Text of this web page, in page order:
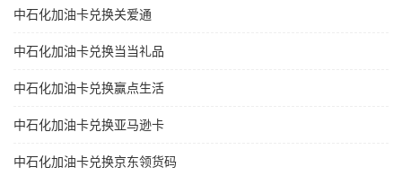
中石化加油卡兑换关爱通
中石化加油卡兑换当当礼品
中石化加油卡兑换赢点生活
中石化加油卡兑换亚马逊卡
中石化加油卡兑换京东领货码